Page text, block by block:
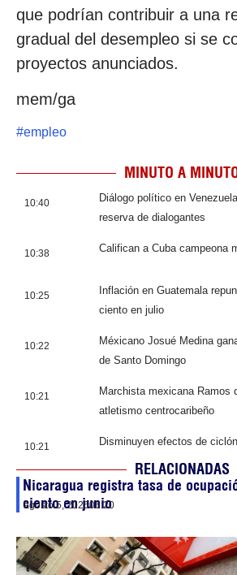
que podrían contribuir a una
gradual del desempleo si se
proyectos anunciados.
mem/ga
#empleo
MINUTO A
10:40
Diálogo político en
reserva de dialogantes
10:38 Califican a Cuba campeona
10:25
Inflación en Guatemala
ciento en julio
10:22
Méxicano Josué Medina
de Santo Domingo
10:21
Marchista mexicana Ramos
atletismo centrocaribeño
10:21 Disminuyen efectos de
RELACIONADAS
Nicaragua registra tasa de
ciento en junio
agosto 5, 202606:20